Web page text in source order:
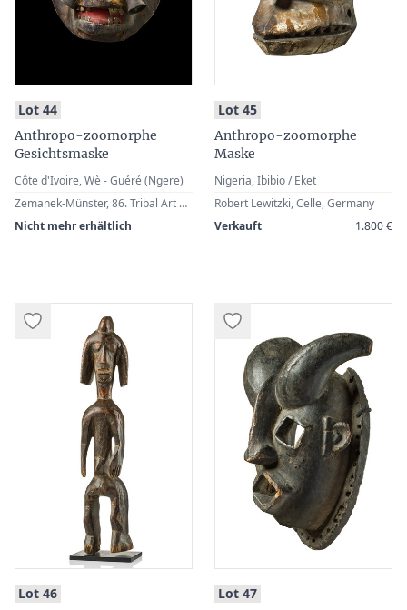
Lot 44:
Anthropo-zoomorphe
Gesichtsmaske
Côte d'Ivoire, Wè - Guéré (Ngere)
Zemanek-Münster, 86. Tribal Art Auction, Vol. II, Würzburg, 27 May 2017, Lot 257 · Robert Lewitzki, Celle, Germany
Nicht mehr erhältlich
Lot 45:
Anthropo-zoomorphe
Maske
Nigeria, Ibibio / Eket
Robert Lewitzki, Celle, Germany
Verkauft
1.800 €
Lot 46: Lot 47: